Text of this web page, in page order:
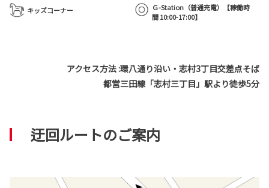
キッズコーナー
Ｇ-Station（普通充電）【稼働時
間 10:00-17:00】
アクセス方法 :環八通り沿い・志村3丁目交差点そば
都営三田線「志村三丁目」駅より徒歩5分
迂回ルートのご案内